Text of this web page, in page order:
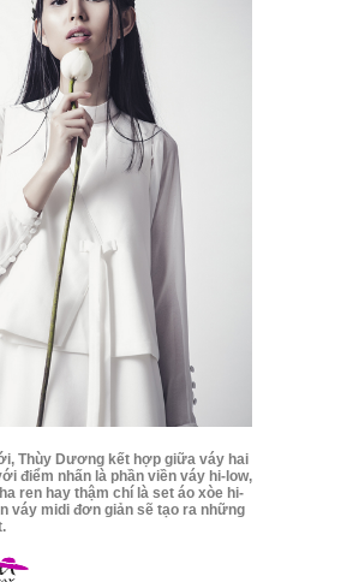
Thùy Dương kết hợp giữa váy hai
điểm nhấn là phần viền váy hi-low,
ren hay thậm chí là set áo xòe hi-
váy midi đơn giản sẽ tạo ra những